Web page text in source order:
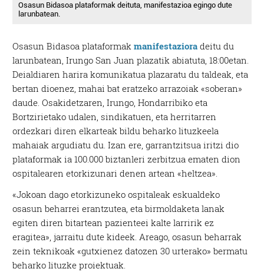
Osasun Bidasoa plataformak deituta, manifestazioa egingo dute
larunbatean.
Osasun Bidasoa plataformakmanifestaziora deitu du
larunbatean, Irungo San Juan plazatik abiatuta, 18:00etan.
Deialdiaren harira komunikatua plazaratu du taldeak, eta
bertan dioenez, mahai bat eratzeko arrazoiak «soberan»
daude. Osakidetzaren, Irungo, Hondarribiko eta
Bortzirietako udalen, sindikatuen, eta herritarren
ordezkari diren elkarteak bildu beharko lituzkeela
mahaiak argudiatu du. Izan ere, garrantzitsua iritzi dio
plataformak ia 100.000 biztanleri zerbitzua ematen dion
ospitalearen etorkizunari denen artean «heltzea».
«Jokoan dago etorkizuneko ospitaleak eskualdeko
osasun beharrei erantzutea, eta birmoldaketa lanak
egiten diren bitartean pazienteei kalte larririk ez
eragitea», jarraitu dute kideek. Areago, osasun beharrak
zein teknikoak «gutxienez datozen 30 urterako» bermatu
beharko lituzke proiektuak.